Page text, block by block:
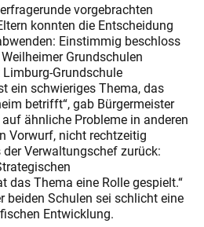
vorgebrachten
konnten die Entscheidung
Einstimmig beschloss
Grundschulen
Grundschule
ein schwieriges Thema, das
betrifft“, gab Bürgermeister
ähnliche Probleme in anderen
Vorwurf, nicht rechtzeitig
Verwaltungschef zurück:
das Thema eine Rolle gespielt.“
beiden Schulen sei schlicht eine
Entwicklung.